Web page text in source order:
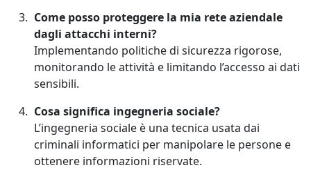
Come posso proteggere la mia rete aziendale
dagli attacchi interni?
Implementando politiche di sicurezza rigorose,
monitorando le attività e limitando l’accesso ai dati
sensibili.
Cosa significa ingegneria sociale?
L’ingegneria sociale è una tecnica usata dai
criminali informatici per manipolare le persone e
ottenere informazioni riservate.